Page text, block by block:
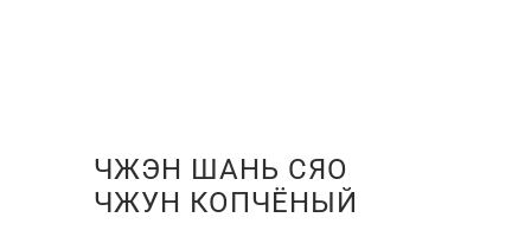
ЧЖЭН ШАНЬ СЯО
ЧЖУН КОПЧЁНЫЙ